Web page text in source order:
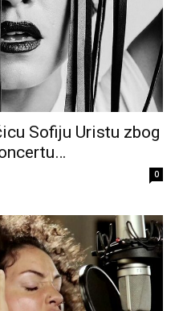
Sofiju Uristu zbog
0